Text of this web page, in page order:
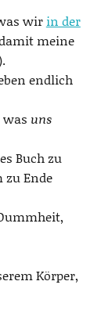
wir in der
meine
endlich
uns
Buch zu
zu Ende
Körper,